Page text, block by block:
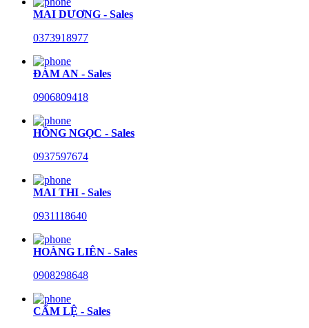
MAI DƯƠNG - Sales
0373918977
ĐÀM AN - Sales
0906809418
HỒNG NGỌC - Sales
0937597674
MAI THI - Sales
0931118640
HOÀNG LIÊN - Sales
0908298648
CẨM LỆ - Sales